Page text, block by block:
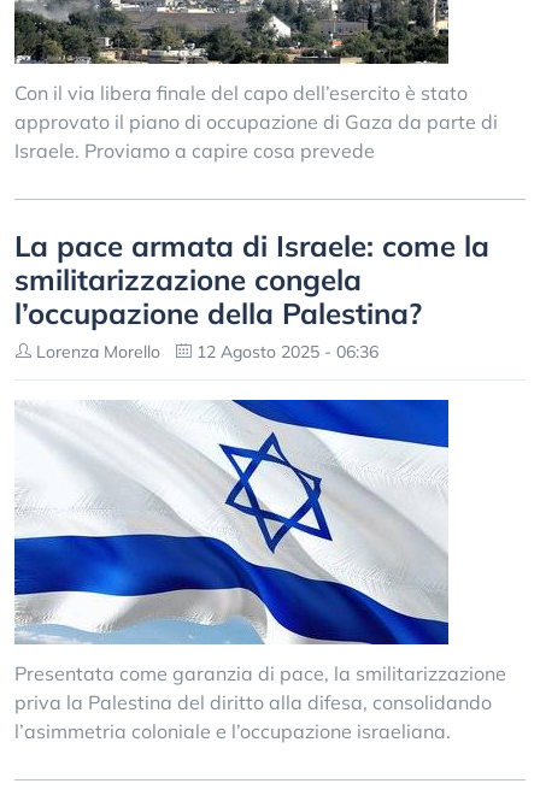
Con il via libera finale del capo dell’esercito è stato
approvato il piano di occupazione di Gaza da parte di
Israele. Proviamo a capire cosa prevede
La pace armata di Israele: come la
smilitarizzazione congela
l’occupazione della Palestina?
Lorenza Morello 12 Agosto 2025 - 06:36
Presentata come garanzia di pace, la smilitarizzazione
priva la Palestina del diritto alla difesa, consolidando
l’asimmetria coloniale e l’occupazione israeliana.